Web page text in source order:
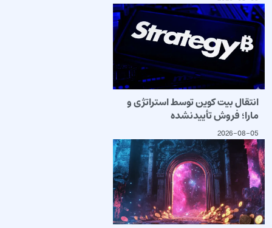
انتقال بیت کوین توسط استراتژی و
مارا؛ فروش تأییدنشده
2026-08-05